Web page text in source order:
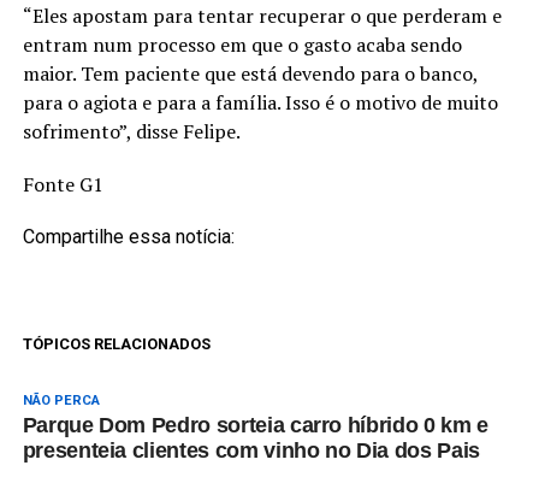
“Eles apostam para tentar recuperar o que perderam e
entram num processo em que o gasto acaba sendo
maior. Tem paciente que está devendo para o banco,
para o agiota e para a família. Isso é o motivo de muito
sofrimento”, disse Felipe.
Fonte G1
Compartilhe essa notícia:
TÓPICOS RELACIONADOS
NÃO PERCA
Parque Dom Pedro sorteia carro híbrido 0 km e
presenteia clientes com vinho no Dia dos Pais